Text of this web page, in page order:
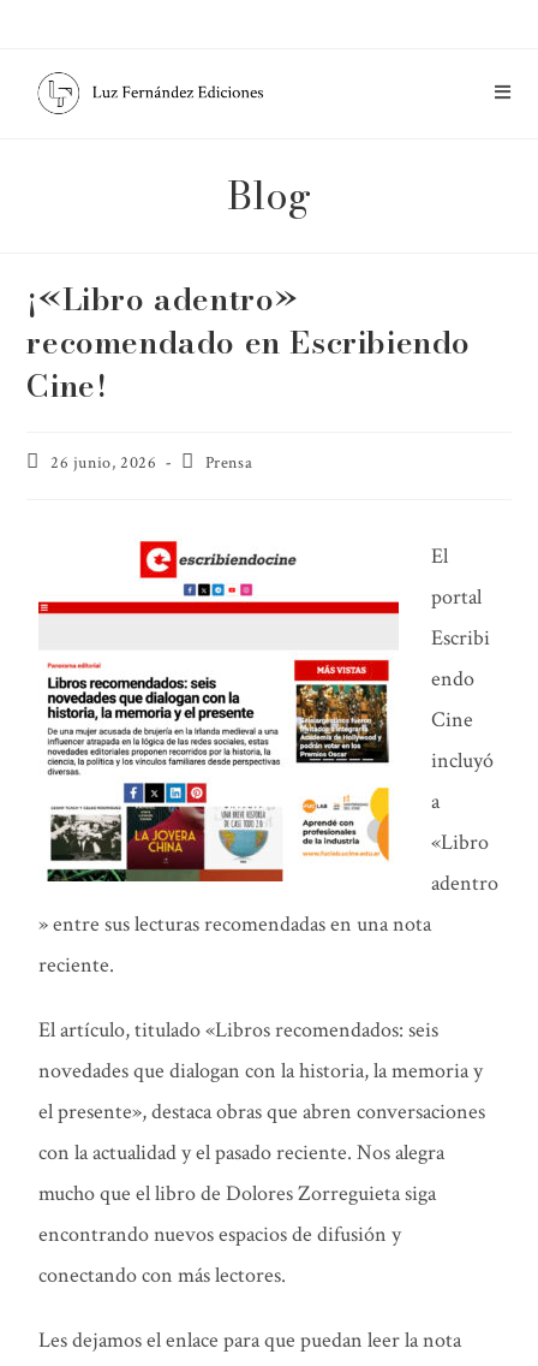
Blog
¡«Libro adentro»
recomendado en Escribiendo
Cine!
26 junio, 2026 Prensa
El
portal
Escribi
endo
Cine
incluyó
a
«Libro
adentro
» entre sus lecturas recomendadas en una nota
reciente.
El artículo, titulado «Libros recomendados: seis
novedades que dialogan con la historia, la memoria y
el presente», destaca obras que abren conversaciones
con la actualidad y el pasado reciente. Nos alegra
mucho que el libro de Dolores Zorreguieta siga
encontrando nuevos espacios de difusión y
conectando con más lectores.
Les dejamos el enlace para que puedan leer la nota